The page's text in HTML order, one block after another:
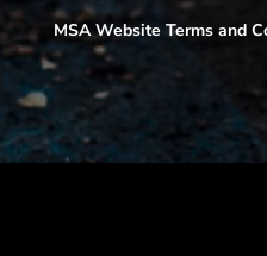
MSA Website Terms and